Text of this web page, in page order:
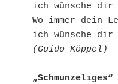
ich wünsche dir
Wo immer dein
ich wünsche dir
(Guido Köppel)
„Schmunzeliges“